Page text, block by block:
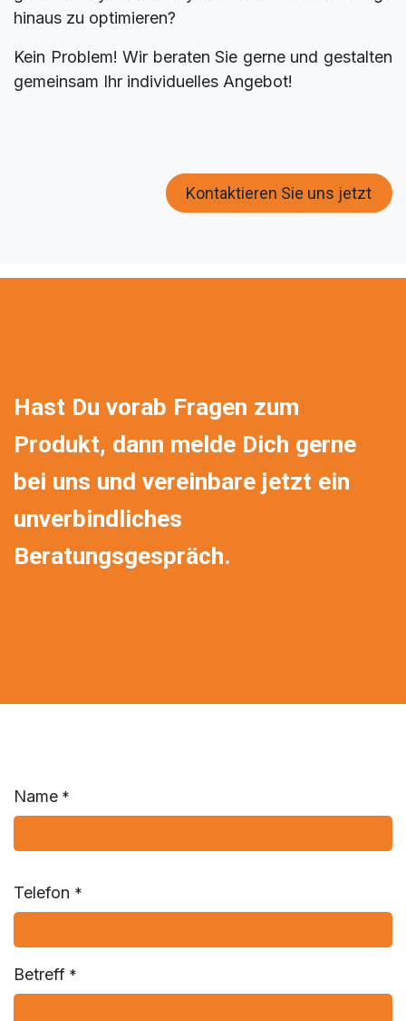
hinaus zu optimieren?
Kein Problem! Wir beraten Sie gerne und gestalten
gemeinsam Ihr individuelles Angebot!
Kontaktieren Sie uns jetzt
Hast Du vorab Fragen zum
Produkt, dann melde Dich gerne
bei uns und vereinbare jetzt ein
unverbindliches
Beratungsgespräch.
Name *
Telefon *
Betreff *